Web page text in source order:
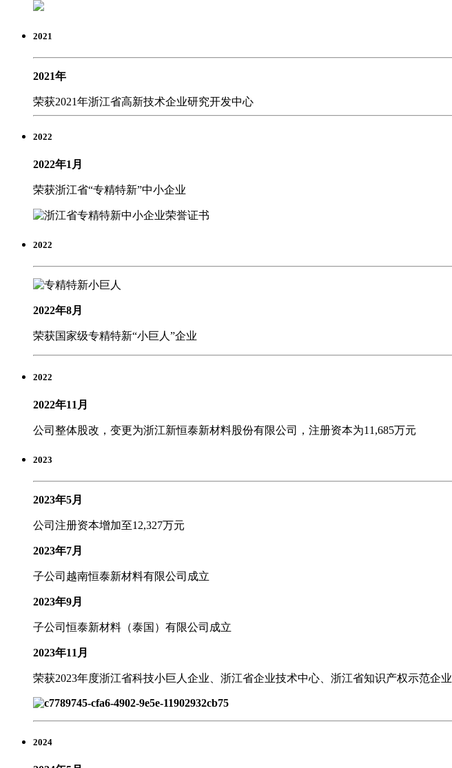
2021
2021年
荣获2021年浙江省高新技术企业研究开发中心
2022
2022年1月
荣获浙江省“专精特新”中小企业
2022
2022年8月
荣获国家级专精特新“小巨人”企业
2022
2022年11月
公司整体股改，变更为浙江新恒泰新材料股份有限公司，注册资本为11,685万元
2023
2023年5月
公司注册资本增加至12,327万元
2023年7月
子公司越南恒泰新材料有限公司成立
2023年9月
子公司恒泰新材料（泰国）有限公司成立
2023年11月
荣获2023年度浙江省科技小巨人企业、浙江省企业技术中心、浙江省知识产权示范企业
2024